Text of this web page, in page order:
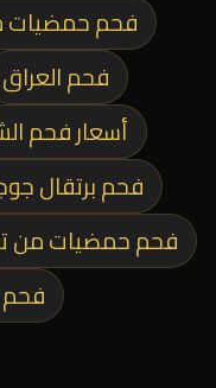
فحم حمضيات
فحم العراق
أسعار فحم
فحم برتقال
فحم حمضيات من